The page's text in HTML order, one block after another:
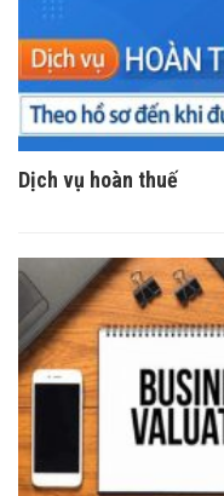
Dịch vụ hoàn thuế